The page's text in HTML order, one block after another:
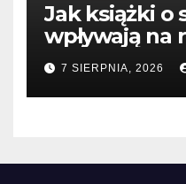
Jak książki o
wpływają na
7 SIERPNIA, 2026